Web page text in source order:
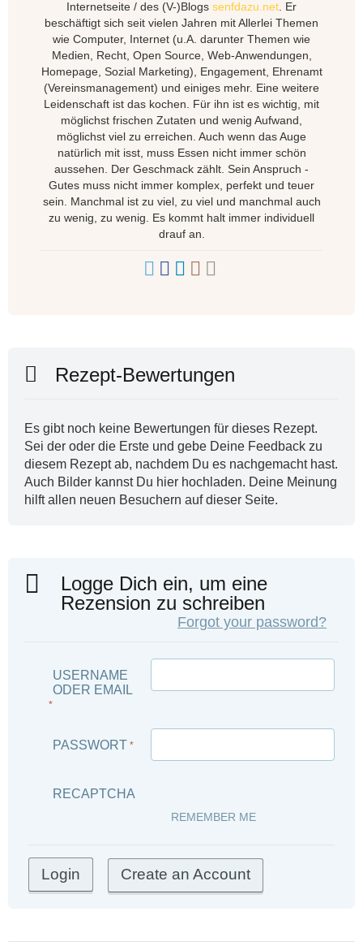
Internetseite / des (V-)Blogs senfdazu.net . Er
beschäftigt sich seit vielen Jahren mit Allerlei Themen
wie Computer, Internet (u.A. darunter Themen wie
Medien, Recht, Open Source, Web-Anwendungen,
Homepage, Sozial Marketing), Engagement, Ehrenamt
(Vereinsmanagement) und einiges mehr. Eine weitere
Leidenschaft ist das kochen. Für ihn ist es wichtig, mit
möglichst frischen Zutaten und wenig Aufwand,
möglichst viel zu erreichen. Auch wenn das Auge
natürlich mit isst, muss Essen nicht immer schön
aussehen. Der Geschmack zählt. Sein Anspruch -
Gutes muss nicht immer komplex, perfekt und teuer
sein. Manchmal ist zu viel, zu viel und manchmal auch
zu wenig, zu wenig. Es kommt halt immer individuell
drauf an.
Rezept-Bewertungen
Es gibt noch keine Bewertungen für dieses Rezept.
Sei der oder die Erste und gebe Deine Feedback zu
diesem Rezept ab, nachdem Du es nachgemacht hast.
Auch Bilder kannst Du hier hochladen. Deine Meinung
hilft allen neuen Besuchern auf dieser Seite.
Logge Dich ein, um eine
Rezension zu schreiben
Forgot your password?
USERNAME
ODER EMAIL
*
PASSWORT *
RECAPTCHA
REMEMBER ME
Create an Account